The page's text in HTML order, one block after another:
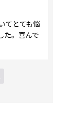
てとても悩
た。喜んで